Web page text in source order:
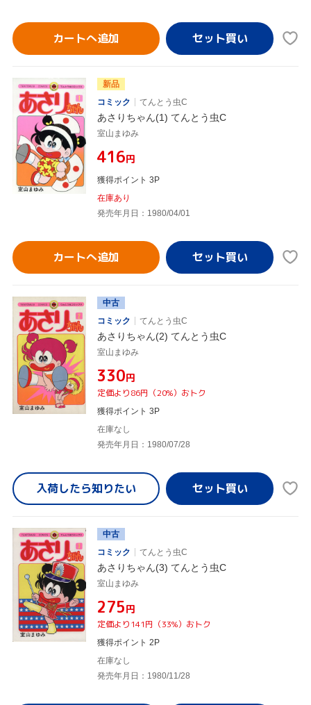
カートへ追加
新品
コミック
てんとう虫C
あさりちゃん(1) てんとう虫C
室山まゆみ
¥416円
獲得ポイント 3P
在庫あり
発売年月日：1980/04/01
カートへ追加
中古
コミック
てんとう虫C
あさりちゃん(2) てんとう虫C
室山まゆみ
¥330円
定価より86円（20%）おトク
獲得ポイント 3P
在庫なし
発売年月日：1980/07/28
入荷したら知りたい
中古
コミック
てんとう虫C
あさりちゃん(3) てんとう虫C
室山まゆみ
¥275円
定価より141円（33%）おトク
獲得ポイント 2P
在庫なし
発売年月日：1980/11/28